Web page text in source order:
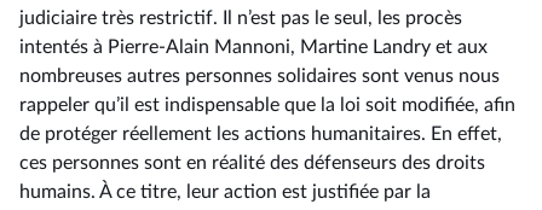
judiciaire très restrictif. Il n’est pas le seul, les procès
intentés à Pierre-Alain Mannoni, Martine Landry et aux
nombreuses autres personnes solidaires sont venus nous
rappeler qu’il est indispensable que la loi soit modifiée, afin
de protéger réellement les actions humanitaires. En effet,
ces personnes sont en réalité des défenseurs des droits
humains. À ce titre, leur action est justifiée par la